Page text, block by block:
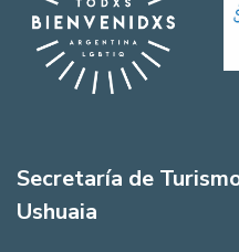
Secretaría de
Ushuaia